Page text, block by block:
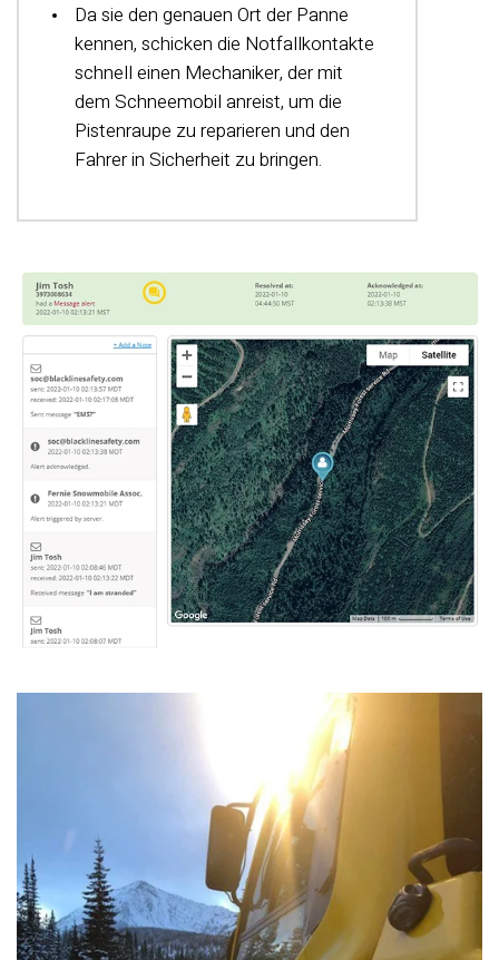
Da sie den genauen Ort der Panne
kennen, schicken die Notfallkontakte
schnell einen Mechaniker, der mit
dem Schneemobil anreist, um die
Pistenraupe zu reparieren und den
Fahrer in Sicherheit zu bringen.